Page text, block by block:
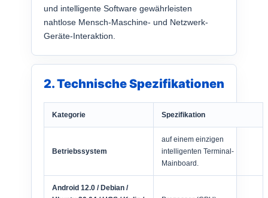
und intelligente Software gewährleisten
nahtlose Mensch-Maschine- und Netzwerk-
Geräte-Interaktion.
2. Technische Spezifikationen
Kategorie Spezifikation
Betriebssystem
auf einem einzigen
intelligenten Terminal-
Mainboard.
Android 12.0 / Debian /